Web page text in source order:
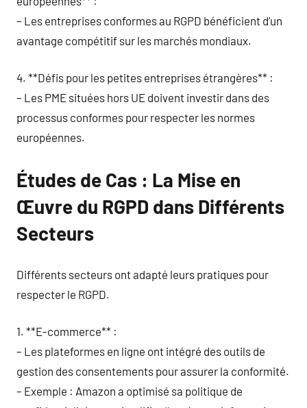
– Les entreprises conformes au RGPD bénéficient d’un
avantage compétitif sur les marchés mondiaux.
4. **Défis pour les petites entreprises étrangères** :
– Les PME situées hors UE doivent investir dans des
processus conformes pour respecter les normes
européennes.
Études de Cas : La Mise en
Œuvre du RGPD dans Différents
Secteurs
Différents secteurs ont adapté leurs pratiques pour
respecter le RGPD.
1. **E-commerce** :
– Les plateformes en ligne ont intégré des outils de
gestion des consentements pour assurer la conformité.
– Exemple : Amazon a optimisé sa politique de